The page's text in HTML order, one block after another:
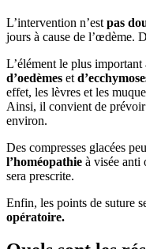
L’intervention n’est pas
jours à cause de l’œdème.
L’élément le plus important
d’oedèmes et
effet, les lèvres et les
Ainsi, il convient de
environ.
Des compresses glacées
l’homéopathie à visée anti
sera prescrite.
Enfin, les points de suture
opératoire.